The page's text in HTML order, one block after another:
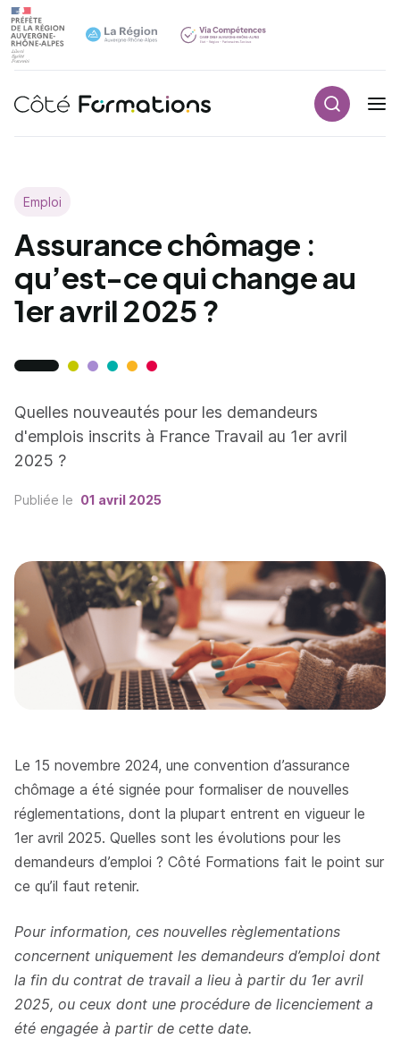
Aller au contenu principal
Navigation principale
Aller au contenu principal
Emploi
Assurance chômage :
qu’est-ce qui change au
1er avril 2025 ?
Quelles nouveautés pour les demandeurs
d'emplois inscrits à France Travail au 1er avril
2025 ?
Publiée le 01 avril 2025
Le 15 novembre 2024, une convention d’assurance
chômage a été signée pour formaliser de nouvelles
réglementations, dont la plupart entrent en vigueur le
1er avril 2025. Quelles sont les évolutions pour les
demandeurs d’emploi ? Côté Formations fait le point sur
ce qu’il faut retenir.
Pour information, ces nouvelles règlementations
concernent uniquement les demandeurs d’emploi dont
la fin du contrat de travail a lieu à partir du 1er avril
2025, ou ceux dont une procédure de licenciement a
été engagée à partir de cette date.